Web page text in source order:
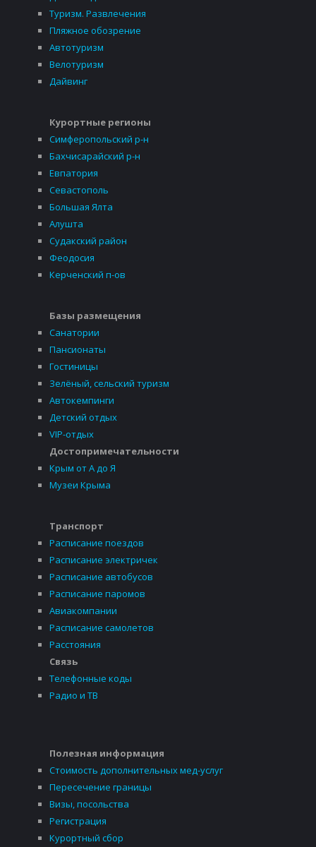
Туризм. Развлечения
Пляжное обозрение
Автотуризм
Велотуризм
Дайвинг
Курортные регионы
Симферопольский р-н
Бахчисарайский р-н
Евпатория
Севастополь
Большая Ялта
Алушта
Судакский район
Феодосия
Керченский п-ов
Базы размещения
Санатории
Пансионаты
Гостиницы
Зелёный, сельский туризм
Автокемпинги
Детский отдых
VIP-отдых
Достопримечательности
Крым от А до Я
Музеи Крыма
Транспорт
Расписание поездов
Расписание электричек
Расписание автобусов
Расписание паромов
Авиакомпании
Расписание самолетов
Расстояния
Связь
Телефонные коды
Радио и ТВ
Полезная информация
Стоимость дополнительных мед-услуг
Пересечение границы
Визы, посольства
Регистрация
Курортный сбор